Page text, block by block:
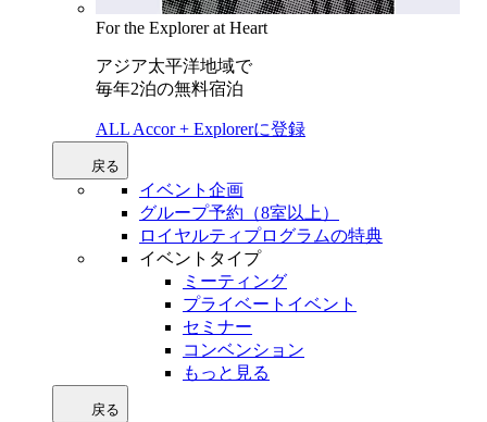
For the Explorer at Heart
アジア太平洋地域で
毎年2泊の無料宿泊
ALL Accor + Explorerに登録
戻る
イベント企画
グループ予約（8室以上）
ロイヤルティプログラムの特典
イベントタイプ
ミーティング
プライベートイベント
セミナー
コンベンション
もっと見る
戻る